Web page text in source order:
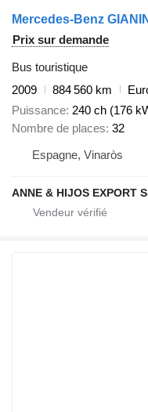
Mercedes-Benz
Prix sur demande
Bus touristique
2009
884 560 km
Puissance 240 ch (176
Nombre de places 32
Espagne, Vinaròs
ANNE & HIJOS EXPORT